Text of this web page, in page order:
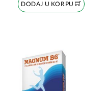
DODAJ U KORPU